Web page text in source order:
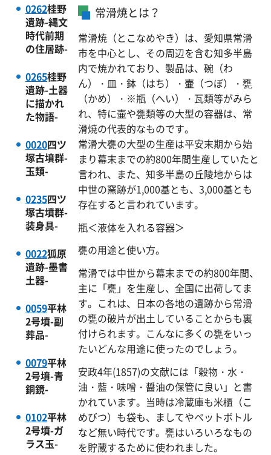
0262桂野
遺跡-縄文
時代前期
の住居跡-
0265桂野
遺跡-土器
に描かれ
た物語-
0020四ツ
塚古墳群-
玉類-
0235四ツ
塚古墳群-
装身具-
0022狐原
遺跡-墨書
土器-
0059平林
2号墳-副
葬品-
0079平林
2号墳-青
銅鏡-
0102平林
2号墳-ガ
ラス玉-
常滑焼とは？
常滑焼（とこなめやき）は、愛知県常滑
市を中心とし、その周辺を含む知多半島
内で焼かれており、製品は、碗（わ
ん）・皿・鉢（はち）・壷（つぼ）・甕
（かめ）・※瓶（へい）・瓦類等がみら
れ、特に壷や甕類等の大型の容器は、常
滑焼の代表的なものです。
常滑大甕の大型の生産は平安末期から始
まり幕末までの約800年間生産していたと
言われ、また、知多半島の丘陵地からは
中世の窯跡が1,000基とも、3,000基とも
存在すると言われています。
瓶＜液体を入れる容器＞
甕の用途と使い方。
常滑では中世から幕末までの約800年間、
主に「甕」を生産し、全国に出荷してま
す。これは、日本の各地の遺跡から常滑
の甕の破片が出土していることからも裏
付けられます。こんなに多くの甕をいっ
たいどんな用途に使ったのでしょう。
安政4年(1857)の文献には「穀物・水・
油・藍・味噌・醤油の保管に良い」と書
かれています。当時は冷蔵庫も米櫃（こ
めびつ）も袋も、ましてやペットボトル
など無い時代です。甕はいろいろなもの
を貯蔵するために使われました。